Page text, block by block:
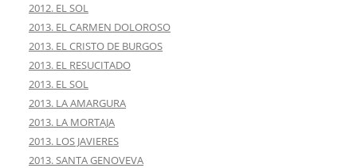
2012. EL SOL
2013. EL CARMEN DOLOROSO
2013. EL CRISTO DE BURGOS
2013. EL RESUCITADO
2013. EL SOL
2013. LA AMARGURA
2013. LA MORTAJA
2013. LOS JAVIERES
2013. SANTA GENOVEVA